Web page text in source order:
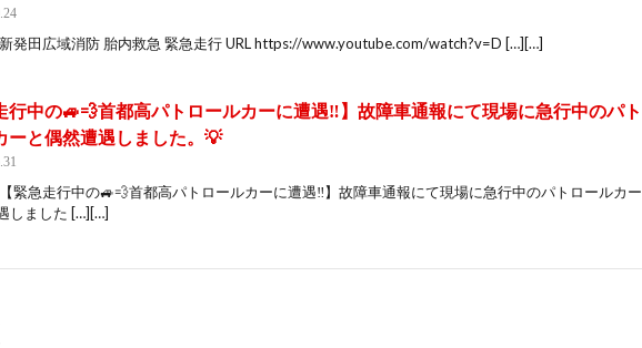
発田広域消防 胎内救急 緊急走行 URL https://www.youtube.com/watch?v=D […][…]
行中の🚙💨首都高パトロールカーに遭遇‼️】故障車通報にて現場に急行中のパト
ーと偶然遭遇しました。💡
緊急走行中の🚙💨首都高パトロールカーに遭遇‼️】故障車通報にて現場に急行中のパトロールカー
しました […][…]